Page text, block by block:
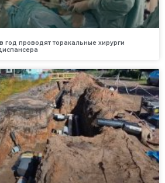
проводят торакальные хирурги